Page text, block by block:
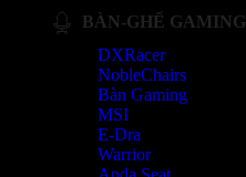
BÀN-GHẾ GAMING
DXRacer
NobleChairs
Bàn Gaming
MSI
E-Dra
Warrior